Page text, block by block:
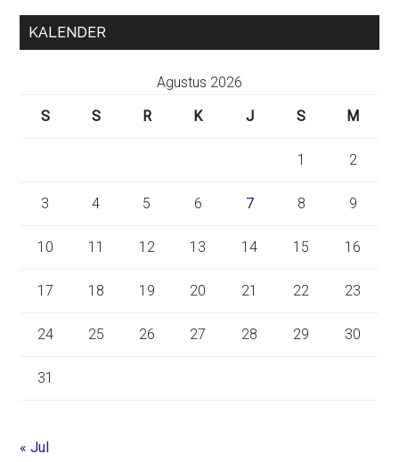
KALENDER
Agustus 2026
S
S R K J S M
1 2
3 4 5 6 7 8 9
10 11 12 13 14 15 16
17 18 19 20 21 22 23
24 25 26 27 28 29 30
31
« Jul